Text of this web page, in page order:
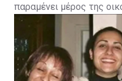
παραμένει μέρος της
καθημερινότητας της